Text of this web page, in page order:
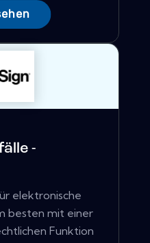
-
elektronische
besten mit einer
Funktion